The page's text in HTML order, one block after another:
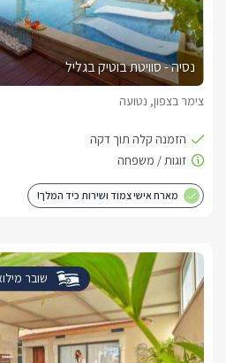
נסיה - סוויטת בוטיק בגליל
צימר בצפון, נטועה
מארח אישי צמוד ושירות כיד המלך!
שובר